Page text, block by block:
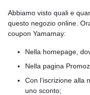
Abbiamo visto quali e
questo negozio online.
coupon Yamamay:
Nella homepage,
Nella pagina
Con l’iscrizione alla
uno sconto;